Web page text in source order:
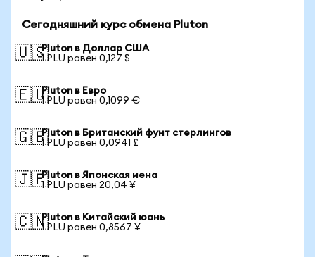
Сегодняшний курс обмена Pluton
🇺🇸Pluton в Доллар США
1 PLU равен 0,127 $
🇪🇺Pluton в Евро
1 PLU равен 0,1099 €
🇬🇧Pluton в Британский фунт стерлингов
1 PLU равен 0,0941 £
🇯🇵Pluton в Японская иена
1 PLU равен 20,04 ¥
🇨🇳Pluton в Китайский юань
1 PLU равен 0,8567 ¥